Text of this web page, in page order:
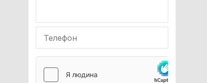
Ударно-хвильова терапія
(SWT)
ТЕКАР-терапія